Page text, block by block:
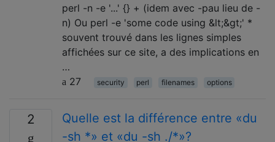
perl -n -e '...' {} + (idem avec -pau lieu de -
n) Ou perl -e 'some code using &lt;&gt;' *
souvent trouvé dans les lignes simples
affichées sur ce site, a des implications en
…
27
security perl filenames options
2
Quelle est la différence entre «du
-sh *» et «du -sh ./*»?